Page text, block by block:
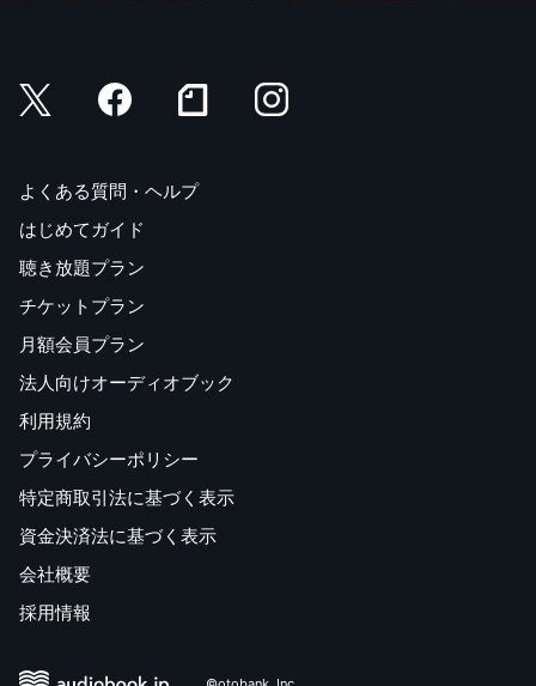
よくある質問・ヘルプ
はじめてガイド
聴き放題プラン
チケットプラン
月額会員プラン
法人向けオーディオブック
利用規約
プライバシーポリシー
特定商取引法に基づく表示
資金決済法に基づく表示
会社概要
採用情報